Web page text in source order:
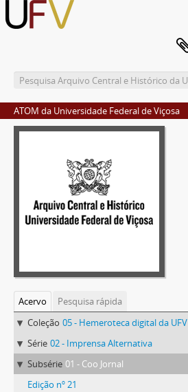
ATOM da Universidade Federal de Viçosa
Acervo
Pesquisa rápida
Coleção 05 - Hemeroteca digital da UFV
Série 02 - Imprensa Alternativa
Subsérie 01 - Coo Jornal
Edição nº 21